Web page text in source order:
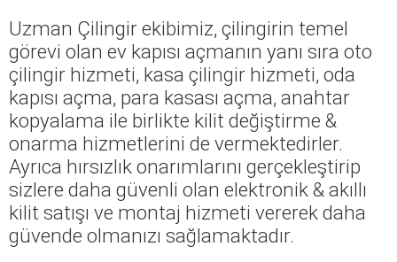
Uzman Çilingir ekibimiz, çilingirin temel
görevi olan ev kapısı açmanın yanı sıra oto
çilingir hizmeti, kasa çilingir hizmeti, oda
kapısı açma, para kasası açma, anahtar
kopyalama ile birlikte kilit değiştirme &
onarma hizmetlerini de vermektedirler.
Ayrıca hırsızlık onarımlarını gerçekleştirip
sizlere daha güvenli olan elektronik & akıllı
kilit satışı ve montaj hizmeti vererek daha
güvende olmanızı sağlamaktadır.